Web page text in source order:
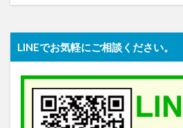
LINEでお気軽にご相談ください。